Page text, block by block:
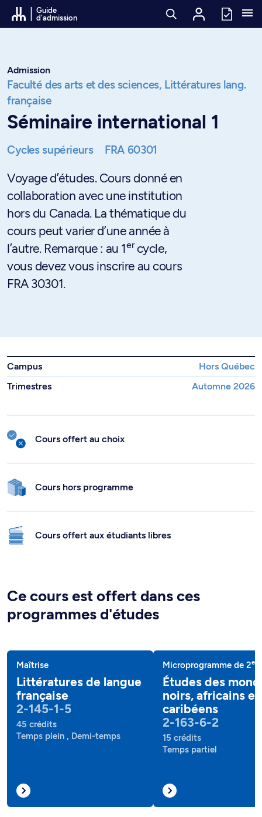
Passer au contenu
Guide
d'admission
Admission
Faculté des arts et des sciences, Littératures lang.
française
Séminaire international 1
Cycles supérieurs FRA 60301
Voyage d’études. Cours donné en
collaboration avec une institution
hors du Canada. La thématique du
cours peut varier d’une année à
l’autre. Remarque : au 1ercycle,
vous devez vous inscrire au cours
FRA 30301.
Campus
Hors Québec
Trimestres
Automne 2026
Cours offert au choix
Cours hors programme
Cours offert aux étudiants libres
Ce cours est offert dans ces
programmes d'études
Maîtrise
Littératures de langue
française
2-145-1-5
45 crédits
Temps plein , Demi-temps
Microprogramme de 2e
Études des
noirs, africains et
caribéens
2-163-6-2
15 crédits
Temps partiel